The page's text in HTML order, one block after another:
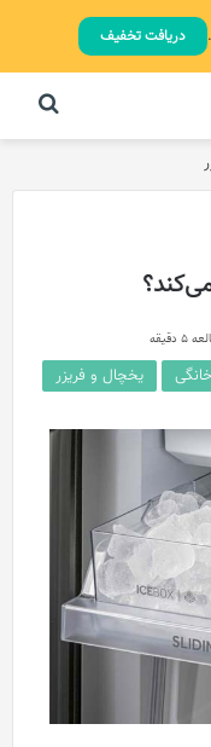
دریافت تخفیف
یخچال و فریزر